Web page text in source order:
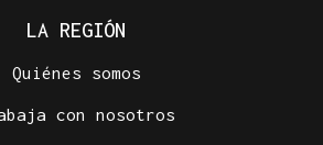
LA REGIÓN
Quiénes somos
con nosotros